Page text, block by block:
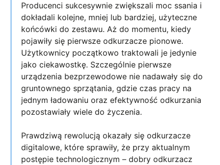
Producenci sukcesywnie zwiększali moc ssania i
dokładali kolejne, mniej lub bardziej, użyteczne
końcówki do zestawu. Aż do momentu, kiedy
pojawiły się pierwsze odkurzacze pionowe.
Użytkownicy początkowo traktowali je jedynie
jako ciekawostkę. Szczególnie pierwsze
urządzenia bezprzewodowe nie nadawały się do
gruntownego sprzątania, gdzie czas pracy na
jednym ładowaniu oraz efektywność odkurzania
pozostawiały wiele do życzenia.
Prawdziwą rewolucją okazały się odkurzacze
digitalowe, które sprawiły, że przy aktualnym
postępie technologicznym – dobry odkurzacz